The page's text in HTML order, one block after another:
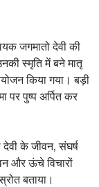
जगमातो देवी की
स्मृति में बने मातृ
किया गया। बड़ी
पर पुष्प अर्पित कर
के जीवन, संघर्ष
और ऊंचे विचारों
बताया।